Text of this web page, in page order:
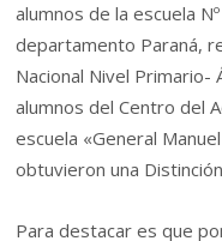
alumnos de la escuela
departamento Paraná,
Nacional Nivel Primario-
alumnos del Centro del
escuela «General
obtuvieron una
Para destacar es que